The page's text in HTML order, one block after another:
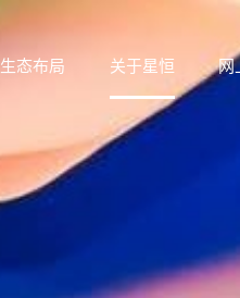
生态布局 关于星恒 网